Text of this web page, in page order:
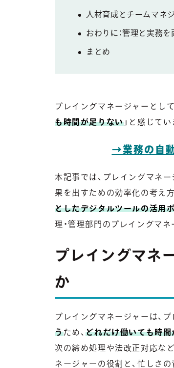
人材育成とチームマネ
おわりに：管理と実務
まとめ
プレイングマネージャーとし
も時間が足りない」と感じてい
→業務の自
本記事では、プレイングマネ
果を出すための効率化の考え
としたデジタルツールの活用
理・管理部門のプレイングマ
プレイングマネ
か
プレイングマネージャーは、
うため、どれだけ働いても時間
次の締め処理や法改正対応な
ネージャーの役割と、忙しさ